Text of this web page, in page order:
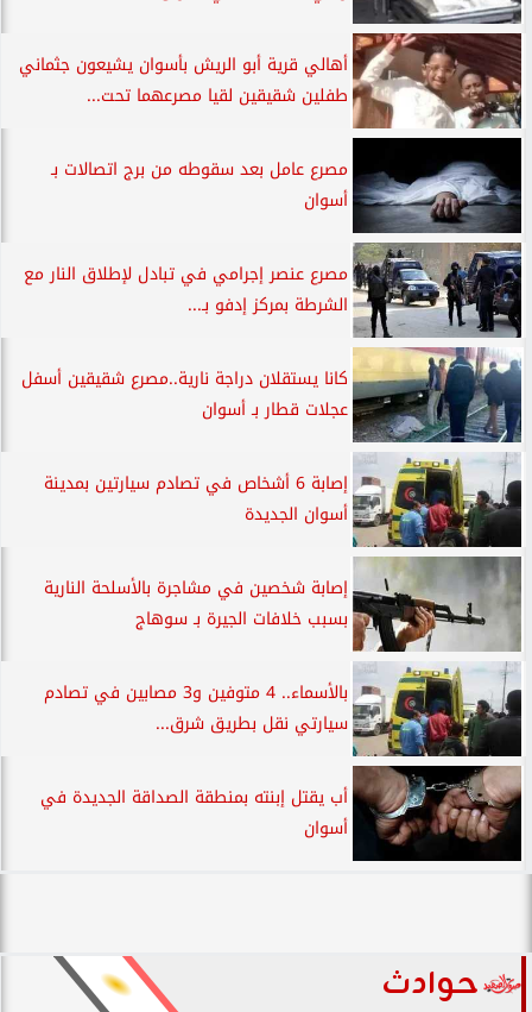
أهالي قرية أبو الريش بأسوان يشيعون جثماني
طفلين شقيقين لقيا مصرعهما تحت...
مصرع عامل بعد سقوطه من برج اتصالات بـ
أسوان
مصرع عنصر إجرامي في تبادل لإطلاق النار مع
الشرطة بمركز إدفو بـ...
كانا يستقلان دراجة نارية..مصرع شقيقين أسفل
عجلات قطار بـ أسوان
إصابة 6 أشخاص في تصادم سيارتين بمدينة
أسوان الجديدة
إصابة شخصين في مشاجرة بالأسلحة النارية
بسبب خلافات الجيرة بـ سوهاج
بالأسماء.. 4 متوفين و3 مصابين في تصادم
سيارتي نقل بطريق شرق...
أب يقتل إبنته بمنطقة الصداقة الجديدة في
أسوان
حوادث